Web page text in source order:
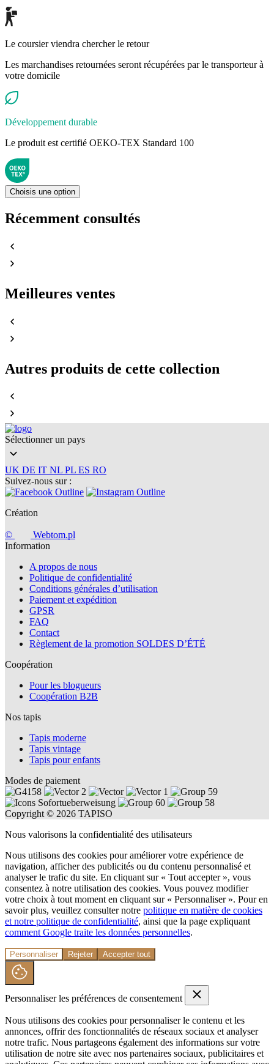
Le coursier viendra chercher le retour
Les marchandises retournées seront récupérées par le transporteur à
votre domicile
Développement durable
Le produit est certifié OEKO-TEX Standard 100
Choisis une option
Récemment consultés
Meilleures ventes
Autres produits de cette collection
Sélectionner un pays
UK DE IT NL PL ES RO
Suivez-nous sur :
Création
©
Webtom.pl
Information
A propos de nous
Politique de confidentialité
Conditions générales d’utilisation
Paiement et expédition
GPSR
FAQ
Contact
Règlement de la promotion SOLDES D’ÉTÉ
Coopération
Pour les blogueurs
Coopération B2B
Nos tapis
Tapis moderne
Tapis vintage
Tapis pour enfants
Modes de paiement
Copyright © 2026 TAPISO
Nous valorisons la confidentialité des utilisateurs
Nous utilisons des cookies pour améliorer votre expérience de
navigation, afficher des publicités ou du contenu personnalisé et
analyser le trafic du site. En cliquant sur « Tout accepter », vous
consentez à notre utilisation des cookies. Vous pouvez modifier
votre choix à tout moment en cliquant sur « Personnaliser ». Pour en
savoir plus, veuillez consulter notre politique en matière de cookies
et notre politique de confidentialité, ainsi que la page expliquant
comment Google traite les données personnelles.
Personnaliser Rejeter Accepter tout
Personnaliser les préférences de consentement
Nous utilisons des cookies pour personnaliser le contenu et les
annonces, offrir des fonctionnalités de réseaux sociaux et analyser
notre trafic. Nous partageons également des informations sur votre
utilisation de notre site avec nos partenaires sociaux, publicitaires et